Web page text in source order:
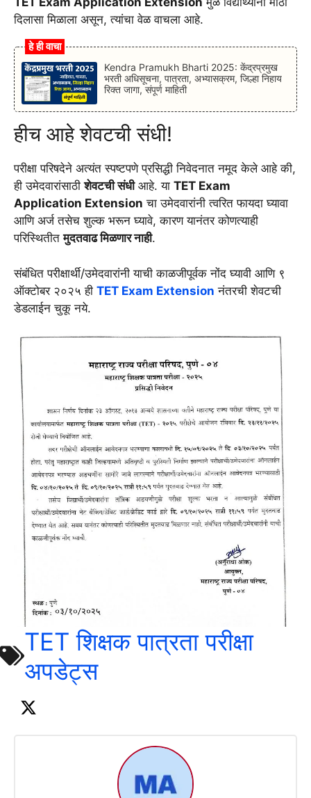
दिलासा मिळाला असून, त्यांचा वेळ वाचला आहे.
हे ही वाचा
Kendra Pramukh Bharti 2025: केंद्रप्रमुख
भरती अधिसूचना, पात्रता, अभ्यासक्रम, जिल्हा निहाय
रिक्त जागा, संपूर्ण माहिती
हीच आहे शेवटची संधी!
परीक्षा परिषदेने अत्यंत स्पष्टपणे प्रसिद्धी निवेदनात नमूद केले आहे की,
ही उमेदवारांसाठीशेवटची संधीआहे. या TET Exam
Application Extension चा उमेदवारांनी त्वरित फायदा घ्यावा
आणि अर्ज तसेच शुल्क भरून घ्यावे, कारण यानंतर कोणत्याही
परिस्थितीतमुदतवाढ मिळणार नाही.
संबंधित परीक्षार्थी/उमेदवारांनी याची काळजीपूर्वक नोंद घ्यावी आणि ९
ऑक्टोबर २०२५ ही TET Exam Extension नंतरची शेवटची
डेडलाईन चुकू नये.
TET शिक्षक पात्रता परीक्षा
अपडेट्स